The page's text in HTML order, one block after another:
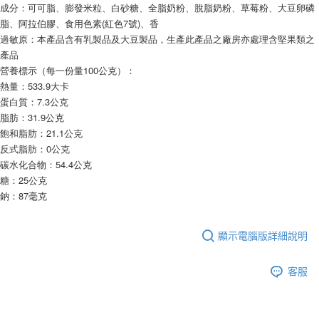
成分：可可脂、膨發米粒、白砂糖、全脂奶粉、脫脂奶粉、草莓粉、大豆卵磷
脂、阿拉伯膠、食用色素(紅色7號)、香
過敏原：本產品含有乳製品及大豆製品，生產此產品之廠房亦處理含堅果類之
產品
營養標示（每一份量100公克）：
熱量：533.9大卡
蛋白質：7.3公克
脂肪：31.9公克
飽和脂肪：21.1公克
反式脂肪：0公克
碳水化合物：54.4公克
糖：25公克
鈉：87毫克
顯示電腦版詳細說明
客服